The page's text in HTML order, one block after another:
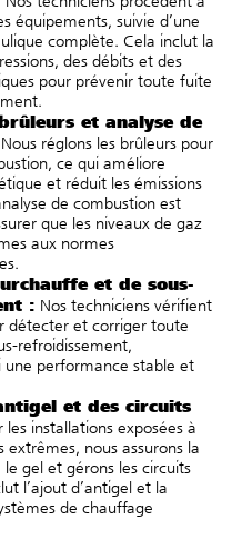
équipements, suivie d’une
complète. Cela inclut la
des débits et des
pour prévenir toute fuite
et analyse de
Nous réglons les brûleurs pour
ce qui améliore
et réduit les émissions
de combustion est
que les niveaux de gaz
aux normes
et de sous-
: Nos techniciens vérifient
détecter et corriger toute
refroidissement,
une performance stable et
et des circuits
les installations exposées à
nous assurons la
gel et gérons les circuits
l’ajout d’antigel et la
de chauffage